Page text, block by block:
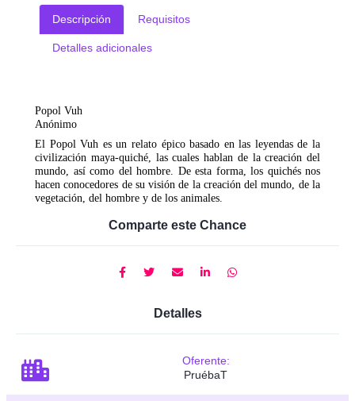
Descripción Requisitos
Detalles adicionales
Popol Vuh
Anónimo
El Popol Vuh es un relato épico basado en las leyendas de la
civilización maya-quiché, las cuales hablan de la creación del
mundo, así como del hombre. De esta forma, los quichés nos
hacen conocedores de su visión de la creación del mundo, de la
vegetación, del hombre y de los animales.
Comparte este Chance
Detalles
Oferente:
PruébaT